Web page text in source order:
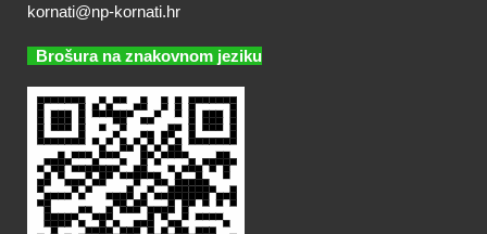
kornati@np-kornati.hr
Brošura na znakovnom jeziku